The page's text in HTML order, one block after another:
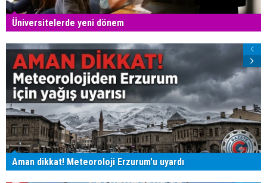
Üniversitelerde yeni dönem
Aman dikkat! Meteoroloji Erzurum'u uyardı